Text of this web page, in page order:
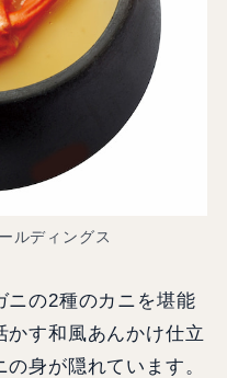
ルディングス
の2種のカニを堪能
かす和風あんかけ仕立
身が隠れています。